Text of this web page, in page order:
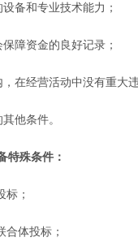
备和专业技术能力；
障资金的良好记录；
，在经营活动中没有重大
其他条件。
特殊条件：
标；
合体投标；